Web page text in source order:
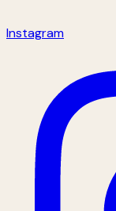
Instagram